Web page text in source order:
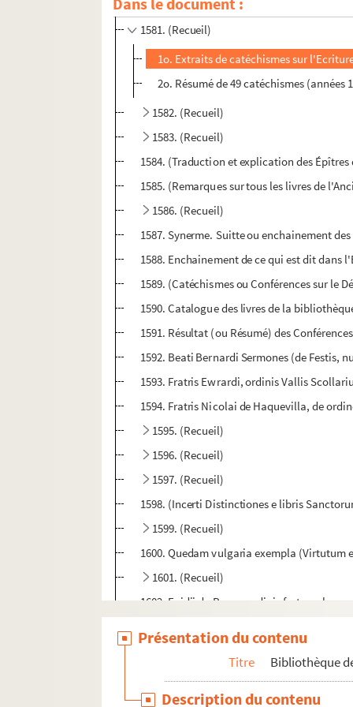
1580. (Recueil)
1581. (Recueil)
1o. Extraits de catéchismes sur
2o. Résumé de 49 catéchismes (années
1582. (Recueil)
1583. (Recueil)
1584. (Traduction et explication des
1585. (Remarques sur tous les livres de
1586. (Recueil)
1587. Synerme. Suitte ou enchainement
1588. Enchainement de ce qui est dit dans
1589. (Catéchismes ou Conférences sur le
1590. Catalogue des livres de la
1591. Résultat (ou Résumé) des
1592. Beati Bernardi Sermones (de Festis,
1593. Fratris Ewrardi, ordinis Vallis
1594. Fratris Nicolai de Haquevilla, de
1595. (Recueil)
1596. (Recueil)
1597. (Recueil)
1598. (Incerti Distinctiones e libris
1599. (Recueil)
1600. Quedam vulgaria exempla
1601. (Recueil)
1602. Egidii de Roma, ordinis fratrum
1606. (Alexandri de Villa-Dei Doctrinale,
Présentation du contenu
Titre Bibliothèque
Description du contenu